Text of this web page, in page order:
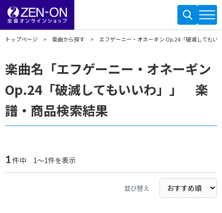
トップページ 楽曲から探す エフゲーニー・オネーギン Op.24「破滅してもい
楽曲名「エフゲーニー・オネーギン
Op.24「破滅してもいいわ」」 楽
譜・商品検索結果
1 件中 1～1件を表示
並び替え